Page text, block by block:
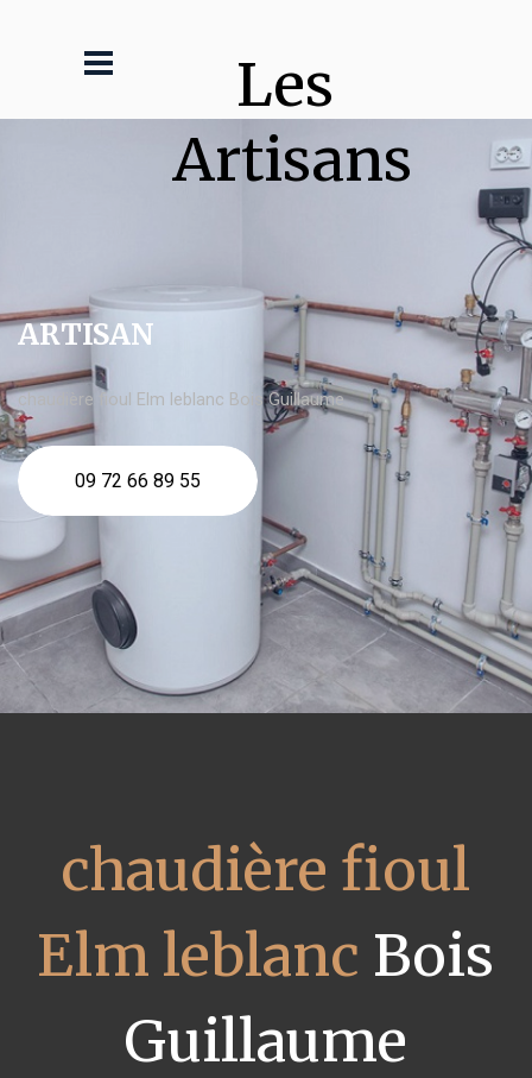
Les
Artisans
ARTISAN
chaudière fioul Elm leblanc Bois Guillaume
09 72 66 89 55
chaudière fioul
Elm leblanc Bois
Guillaume